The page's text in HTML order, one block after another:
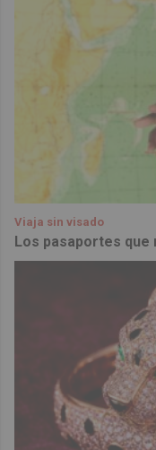
Viaja sin visado
Los pasaportes